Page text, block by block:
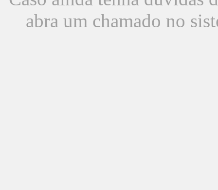
abra um chamado no